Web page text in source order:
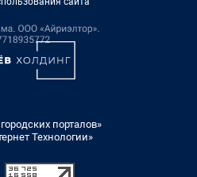
порталов»
Технологии»